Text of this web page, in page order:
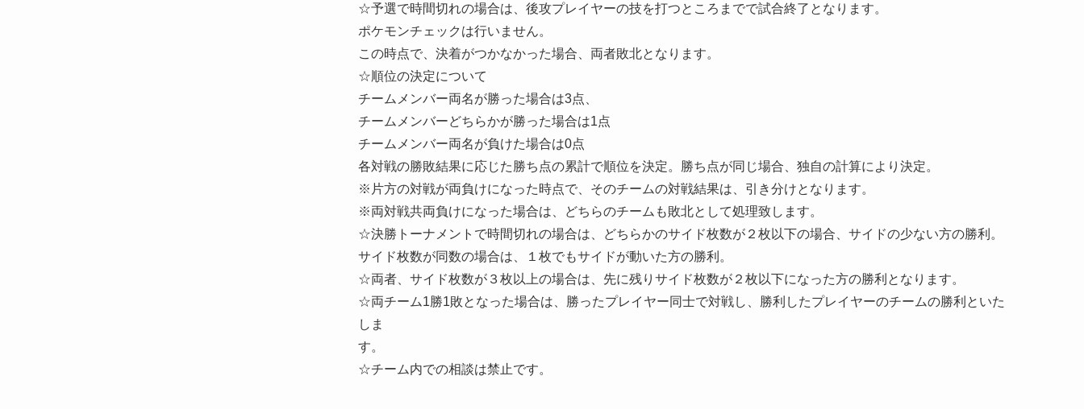
☆予選で時間切れの場合は、後攻プレイヤーの技を打つところまでで試合終了となります。
ポケモンチェックは行いません。
この時点で、決着がつかなかった場合、両者敗北となります。
☆順位の決定について
チームメンバー両名が勝った場合は3点、
チームメンバーどちらかが勝った場合は1点
チームメンバー両名が負けた場合は0点
各対戦の勝敗結果に応じた勝ち点の累計で順位を決定。勝ち点が同じ場合、独自の計算により決定。
※片方の対戦が両負けになった時点で、そのチームの対戦結果は、引き分けとなります。
※両対戦共両負けになった場合は、どちらのチームも敗北として処理致します。
☆決勝トーナメントで時間切れの場合は、どちらかのサイド枚数が２枚以下の場合、サイドの少ない方の勝利。
サイド枚数が同数の場合は、１枚でもサイドが動いた方の勝利。
☆両者、サイド枚数が３枚以上の場合は、先に残りサイド枚数が２枚以下になった方の勝利となります。
☆両チーム1勝1敗となった場合は、勝ったプレイヤー同士で対戦し、勝利したプレイヤーのチームの勝利といた
しま
す。
☆チーム内での相談は禁止です。